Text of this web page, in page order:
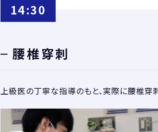
14:30
腰椎穿刺
上級医の丁寧な指導のもと、実際に腰椎穿